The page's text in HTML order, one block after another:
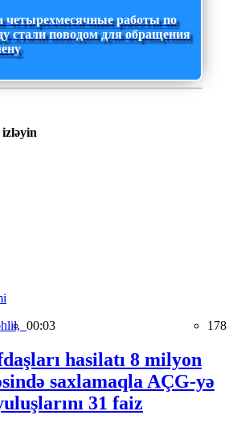
четырехмесячные работы по
стали поводом для обращения
izləyin
00:03 178
hasilatı 8 milyon
saxlamaqla AÇG-yə
31 faiz